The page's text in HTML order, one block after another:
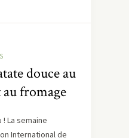
douce au
fromage
La semaine
International de